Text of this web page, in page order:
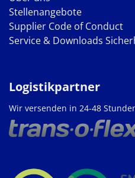
Stellenangebote
Supplier Code of Conduct
Service & Downloads
Logistikpartner
Wir versenden in 24-48